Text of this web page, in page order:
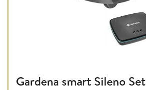
Gardena smart Sileno Set